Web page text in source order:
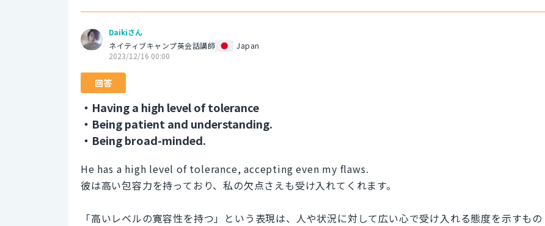
Daikiさん
ネイティブキャンプ英会話講師
Japan
2023/12/16 00:00
回答
・Having a high level of tolerance
・Being patient and understanding.
・Being broad-minded.
He has a high level of tolerance, accepting even my flaws.
彼は高い包容力を持っており、私の欠点さえも受け入れてくれます。
「高いレベルの寛容性を持つ」という表現は、人や状況に対して広い心で受け入れる態度を示すもの